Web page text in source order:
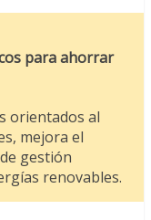
para ahorrar
orientados al
mejora el
gestión
renovables.